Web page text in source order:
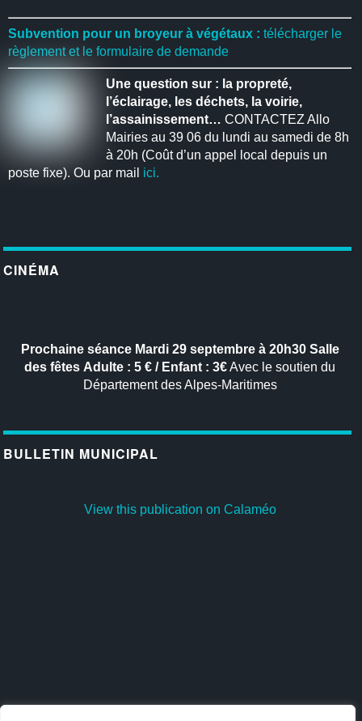
Subvention pour un broyeur à végétaux : télécharger le
règlement et le formulaire de demande
Une question sur : la propreté,
l’éclairage, les déchets, la voirie,
l’assainissement… CONTACTEZ Allo
Mairies au 39 06 du lundi au samedi de 8h
à 20h (Coût d’un appel local depuis un
poste fixe). Ou par mail ici.
CINÉMA
Prochaine séanceMardi 29 septembre à 20h30 Salle
des fêtes Adulte : 5 € / Enfant : 3€Avec le soutien du
Département des Alpes-Maritimes
BULLETIN MUNICIPAL
View this publication on Calaméo